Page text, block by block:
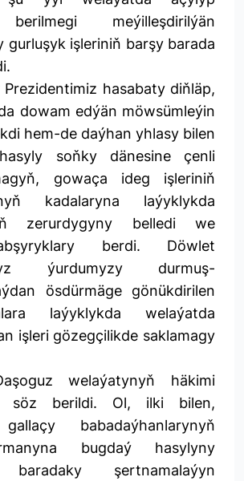
meýilleşdirilýän
gurluşyk işleriniň barşy barada
Prezidentimiz hasabaty diňläp,
dowam edýän möwsümleýin
hem-de daýhan yhlasy bilen
soňky dänesine çenli
gowaça ideg işleriniň
kadalaryna laýyklykda
zerurdygyny belledi we
berdi. Döwlet
ýurdumyzy durmuş-
ösdürmäge gönükdirilen
laýyklykda welaýatda
işleri gözegçilikde saklamagy
welaýatynyň häkimi
söz berildi. Ol, ilki bilen,
babadaýhanlarynyň
bugdaý hasylyny
baradaky şertnamalaýyn